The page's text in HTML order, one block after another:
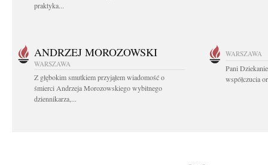
praktyka...
ANDRZEJ MOROZOWSKI
WARSZAWA
Z głębokim smutkiem przyjąłem wiadomość o
śmierci Andrzeja Morozowskiego wybitnego
dziennikarza,...
WARSZAWA
Pani
współczucia